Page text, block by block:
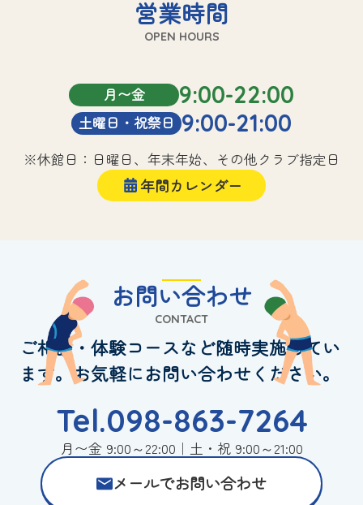
営業時間
OPEN HOURS
月〜金 9:00-22:00
土曜日・祝祭日 9:00-21:00
※休館日：日曜日、年末年始、その他クラブ指定日
年間カレンダー
お問い合わせ
CONTACT
ご相談・体験コースなど随時実施してい
ます。お気軽にお問い合わせください。
Tel.098-863-7264
月〜金 9:00～22:00｜土・祝 9:00～21:00
メールでお問い合わせ